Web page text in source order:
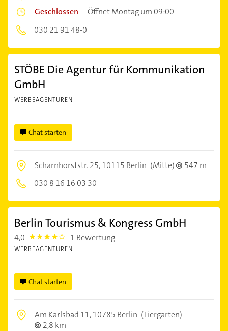
Geschlossen –Öffnet Montag um 09:00
030 21 91 48-0
STÖBE Die Agentur für Kommunikation
GmbH
WERBEAGENTUREN
Chat starten
Scharnhorststr. 25,10115 Berlin (Mitte)
547 m
030 8 16 16 03 30
Berlin Tourismus & Kongress GmbH
4,0 4.0 1 Bewertung
WERBEAGENTUREN
Chat starten
Am Karlsbad 11,10785 Berlin (Tiergarten)
2,8 km